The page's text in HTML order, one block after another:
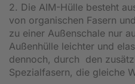
2. Die AIM-Hülle besteht
von organischen Fasern
zu einer Außenschale nur
Außenhülle leichter und
dennoch, durch den
Spezialfasern, die gleiche